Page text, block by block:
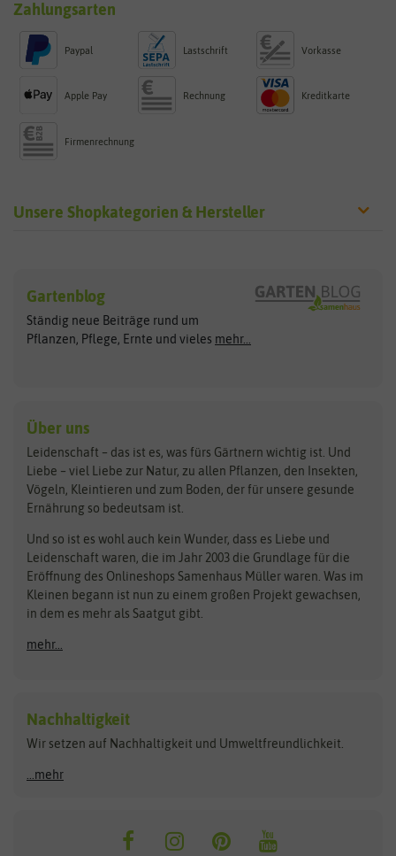
Zahlungsarten
Paypal Lastschrift Vorkasse
Apple Pay Rechnung Kreditkarte
Firmenrechnung
Unsere Shopkategorien & Hersteller
Exotische Samen
Gemüsesamen
Gründünger
Kräutersamen
Obstsamen
Pilzbrut
Rasensamen
Steckzwiebeln
Zimmer & Kübelpflanzen
Kataloge
Schnäppchen
Anzucht & Gartenzubehör
Anzuchtschalen
Heizmatte & Heizkabel
Kokos-Quelltabletten
Zimmergewächshaus
Arche Noah
ASB Greenworld
Benary
Bingenheimer Saatgut
Bionana
BIOWOL
Blumicorn
Bûten Birds
Carl Pabst
Clever Pots
COMPO
Dürr-Samen
Feldsaaten Freudenberger
Fertil
Flora Elite
Florissa
Flortis
Franchi Sementi
Hortitops
JUB Holland
Gartenblog
Ständig neue Beiträge rund um
Pflanzen, Pflege, Ernte und vieles mehr...
Über uns
Leidenschaft – das ist es, was fürs Gärtnern wichtig ist. Und
Liebe – viel Liebe zur Natur, zu allen Pflanzen, den Insekten,
Vögeln, Kleintieren und zum Boden, der für unsere gesunde
Ernährung so bedeutsam ist.
Und so ist es wohl auch kein Wunder, dass es Liebe und
Leidenschaft waren, die im Jahr 2003 die Grundlage für die
Eröffnung des Onlineshops Samenhaus Müller waren. Was im
Kleinen begann ist nun zu einem großen Projekt gewachsen,
in dem es mehr als Saatgut gibt.
mehr...
Nachhaltigkeit
Wir setzen auf Nachhaltigkeit und Umweltfreundlichkeit.
...mehr